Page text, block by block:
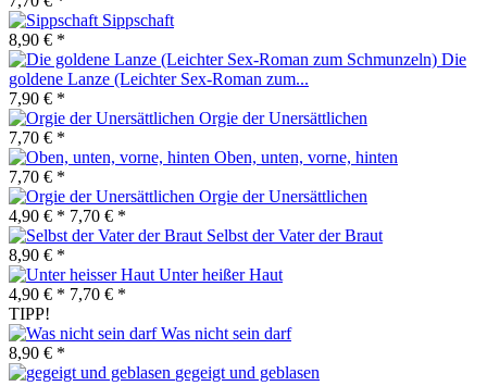
Sippschaft
8,90 € *
Die
goldene Lanze (Leichter Sex-Roman zum...
7,90 € *
Orgie der Unersättlichen
7,70 € *
Oben, unten, vorne, hinten
7,70 € *
Orgie der Unersättlichen
4,90 € * 7,70 € *
Selbst der Vater der Braut
8,90 € *
Unter heißer Haut
4,90 € * 7,70 € *
TIPP!
Was nicht sein darf
8,90 € *
gegeigt und geblasen